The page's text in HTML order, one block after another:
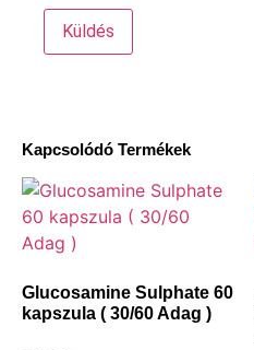
Kapcsolódó Termékek
Glucosamine Sulphate 60
kapszula ( 30/60 Adag )